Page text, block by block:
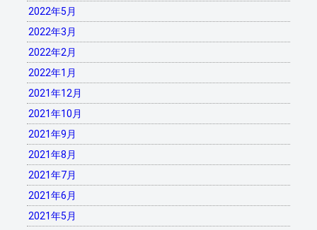
2022年5月
2022年3月
2022年2月
2022年1月
2021年12月
2021年10月
2021年9月
2021年8月
2021年7月
2021年6月
2021年5月